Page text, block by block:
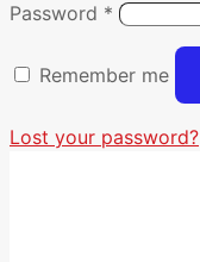
Password *
Remember me
Lost your password?